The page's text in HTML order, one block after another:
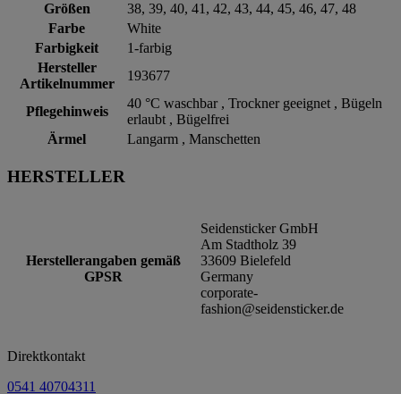
Größen
38, 39, 40, 41, 42, 43, 44, 45, 46, 47, 48
Farbe
White
Farbigkeit
1-farbig
Hersteller
Artikelnummer
193677
Pflegehinweis
40 °C waschbar , Trockner geeignet , Bügeln
erlaubt , Bügelfrei
Ärmel
Langarm , Manschetten
HERSTELLER
Herstellerangaben gemäß
GPSR
Seidensticker GmbH
Am Stadtholz 39
33609 Bielefeld
Germany
corporate-
fashion@seidensticker.de
Direktkontakt
0541 40704311